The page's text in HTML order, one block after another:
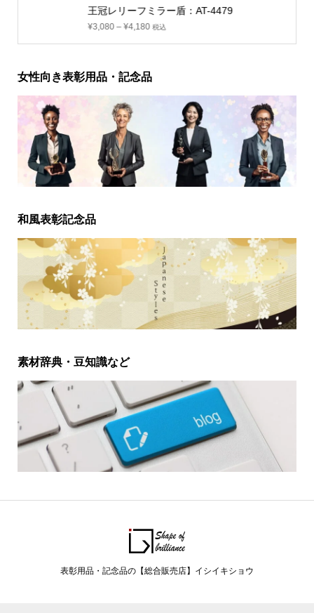
王冠レリーフミラー盾：AT-4479
4,180 税込
女性向き表彰用品・記念品
和風表彰記念品
素材辞典・豆知識など
表彰用品・記念品の【総合販売店】イシイキショウ